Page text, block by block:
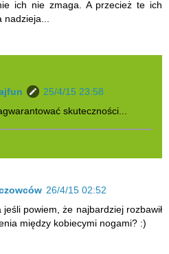
ich nie zmaga. A przecież te ich
nadzieja...
25/4/15 23:58
skuteczności...
26/4/15 02:52
powiem, że najbardziej rozbawił
między kobiecymi nogami? :)